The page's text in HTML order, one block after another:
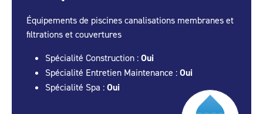
Équipements de piscines canalisations membranes et
filtrations et couvertures
Spécialité Construction : Oui
Spécialité Entretien Maintenance : Oui
Spécialité Spa : Oui